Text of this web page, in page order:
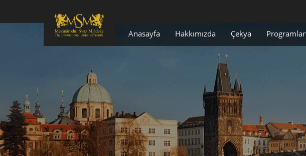
Anasayfa Hakkımızda Çekya Programlar